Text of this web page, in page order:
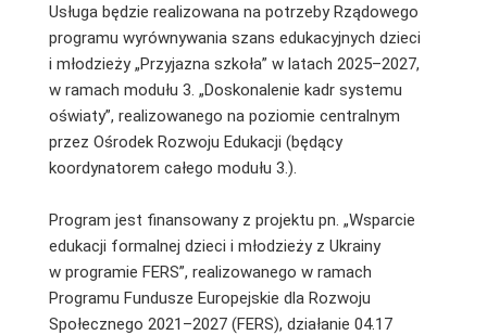
Usługa będzie realizowana na potrzeby Rządowego
programu wyrównywania szans edukacyjnych dzieci
i młodzieży „Przyjazna szkoła” w latach 2025–2027,
w ramach modułu 3. „Doskonalenie kadr systemu
oświaty”, realizowanego na poziomie centralnym
przez Ośrodek Rozwoju Edukacji (będący
koordynatorem całego modułu 3.).
Program jest finansowany z projektu pn. „Wsparcie
edukacji formalnej dzieci i młodzieży z Ukrainy
w programie FERS”, realizowanego w ramach
Programu Fundusze Europejskie dla Rozwoju
Społecznego 2021–2027 (FERS), działanie 04.17